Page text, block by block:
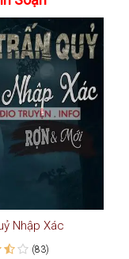
Nhập Xác
(83)